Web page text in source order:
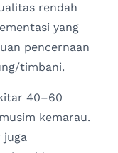
rendah
yang
pencernaan
timbani.
40–60
kemarau.
juga